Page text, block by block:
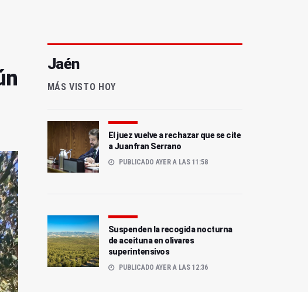
Jaén
MÁS VISTO HOY
El juez vuelve a rechazar que se cite
a Juanfran Serrano
PUBLICADO AYER A LAS 11:58
Suspenden la recogida nocturna
de aceituna en olivares
superintensivos
PUBLICADO AYER A LAS 12:36